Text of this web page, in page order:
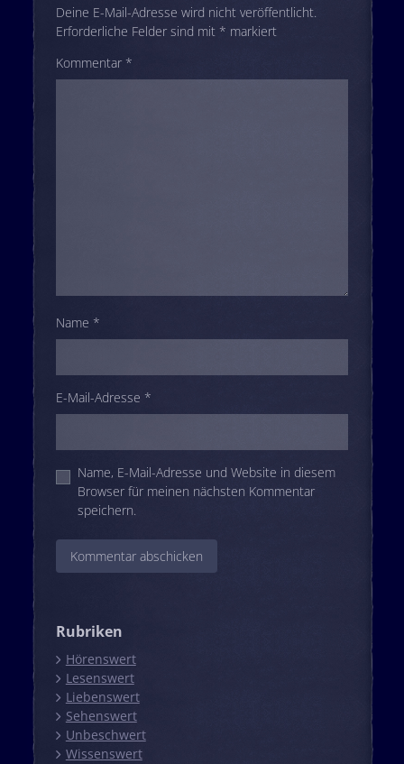
Deine E-Mail-Adresse wird nicht veröffentlicht.
Erforderliche Felder sind mit * markiert
Kommentar *
Name *
E-Mail-Adresse *
Name, E-Mail-Adresse und Website in diesem
Browser für meinen nächsten Kommentar
speichern.
Rubriken
Hörenswert
Lesenswert
Liebenswert
Sehenswert
Unbeschwert
Wissenswert